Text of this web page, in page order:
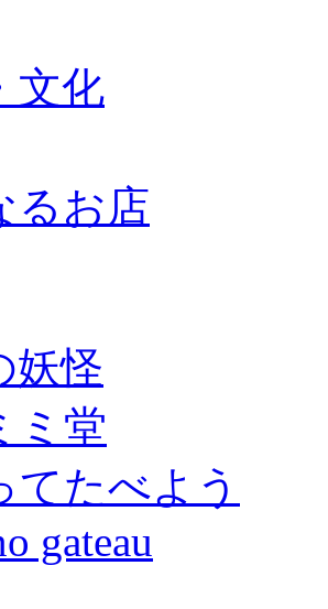
文化
るお店
妖怪
ミ堂
てたべよう
gateau